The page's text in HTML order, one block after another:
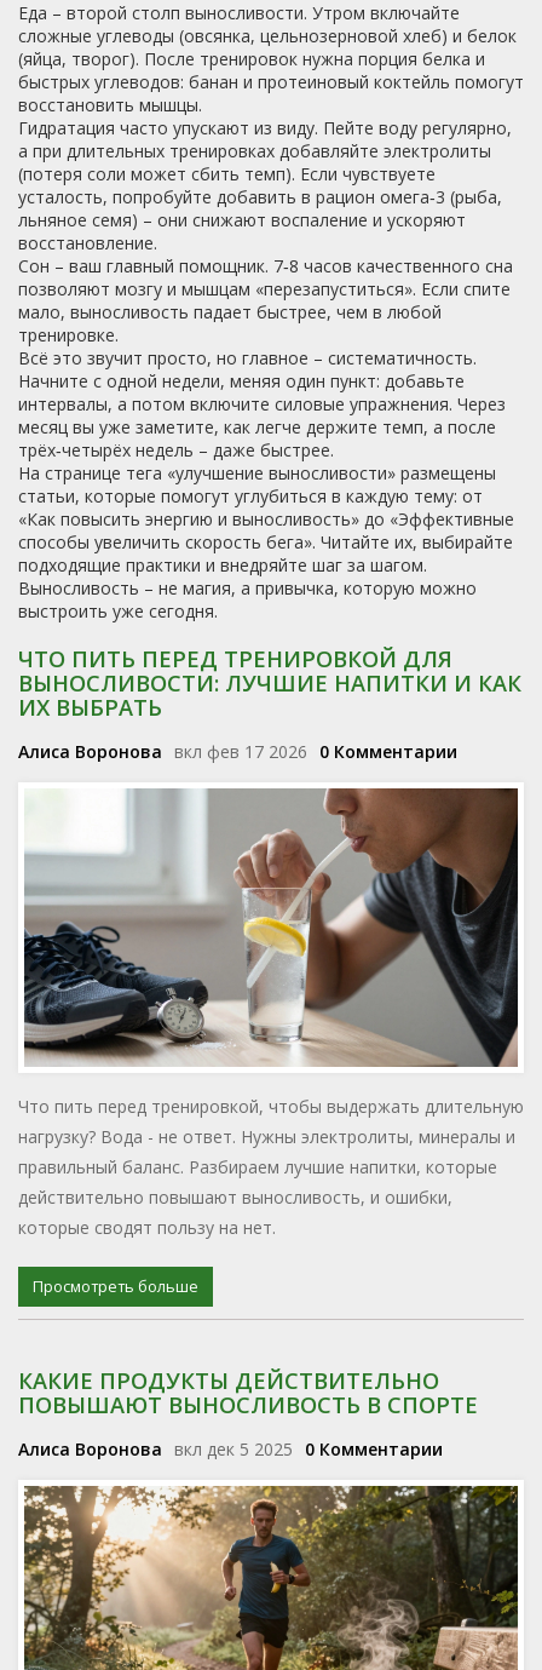
Еда – второй столп выносливости. Утром включайте
сложные углеводы (овсянка, цельнозерновой хлеб) и белок
(яйца, творог). После тренировок нужна порция белка и
быстрых углеводов: банан и протеиновый коктейль помогут
восстановить мышцы.
Гидратация часто упускают из виду. Пейте воду регулярно,
а при длительных тренировках добавляйте электролиты
(потеря соли может сбить темп). Если чувствуете
усталость, попробуйте добавить в рацион омега‑3 (рыба,
льняное семя) – они снижают воспаление и ускоряют
восстановление.
Сон – ваш главный помощник. 7‑8 часов качественного сна
позволяют мозгу и мышцам «перезапуститься». Если спите
мало, выносливость падает быстрее, чем в любой
тренировке.
Всё это звучит просто, но главное – систематичность.
Начните с одной недели, меняя один пункт: добавьте
интервалы, а потом включите силовые упражнения. Через
месяц вы уже заметите, как легче держите темп, а после
трёх‑четырёх недель – даже быстрее.
На странице тега «улучшение выносливости» размещены
статьи, которые помогут углубиться в каждую тему: от
«Как повысить энергию и выносливость» до «Эффективные
способы увеличить скорость бега». Читайте их, выбирайте
подходящие практики и внедряйте шаг за шагом.
Выносливость – не магия, а привычка, которую можно
выстроить уже сегодня.
ЧТО ПИТЬ ПЕРЕД ТРЕНИРОВКОЙ ДЛЯ
ВЫНОСЛИВОСТИ: ЛУЧШИЕ НАПИТКИ И КАК
ИХ ВЫБРАТЬ
Алиса Воронова вкл фев 17 2026 0 Комментарии
Что пить перед тренировкой, чтобы выдержать длительную
нагрузку? Вода - не ответ. Нужны электролиты, минералы и
правильный баланс. Разбираем лучшие напитки, которые
действительно повышают выносливость, и ошибки,
которые сводят пользу на нет.
Просмотреть больше
КАКИЕ ПРОДУКТЫ ДЕЙСТВИТЕЛЬНО
ПОВЫШАЮТ ВЫНОСЛИВОСТЬ В СПОРТЕ
Алиса Воронова вкл дек 5 2025 0 Комментарии